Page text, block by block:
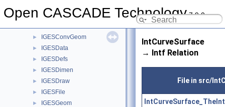
Open CASCADE Technology7.9.0
IGESCAFControl
► IGESConvGeom
► IGESData
► IGESDefs
► IGESDimen
► IGESDraw
► IGESFile
► IGESGeom
IntCurveSurface
→ Intf Relation
File in src/